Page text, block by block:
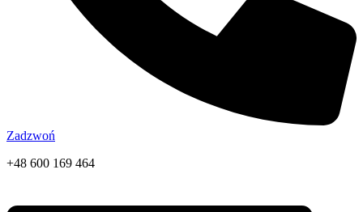
Zadzwoń
+48 600 169 464